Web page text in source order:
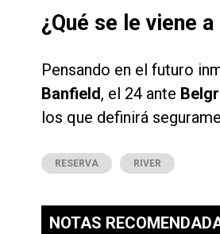
¿Qué se le viene
Pensando en el futuro
Banfield, el 24 ante
los que definirá
RESERVA RIVER
NOTAS